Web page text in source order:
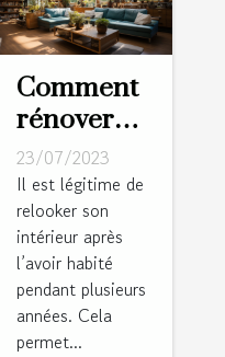
Comment
rénover
l'intérieur
de sa
maison ?
23/07/2023
Il est légitime de
relooker son
intérieur après
l’avoir habité
pendant plusieurs
années. Cela
permet...